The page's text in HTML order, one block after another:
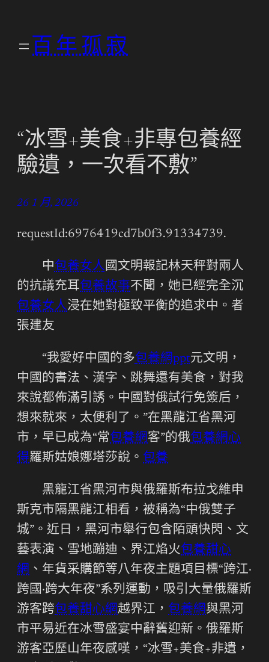
百年孤寂
“冰雪+美食+非專包養經
驗遺，一次看不敷”
26 1 月, 2026
requestId:6976419cd7b0f3.91334739.
中包養女人國文明報記林天秤對兩人
的抗議充耳包養故事不聞，她已經完全沉
包養女人浸在她對極致平衡的追求中。者
張建友
“我愛好中國的多包養網ppt元文明，
中國的書法、漢字、跳舞還有美食，對我
來說都佈滿引誘。中國對俄試行免簽后，
想來就來，太便利了。”在黑龍江省黑河
市，早已成為“常包養網客”的俄包養網心
得羅斯姑娘娜塔莎說。 包養
黑龍江省黑河市與俄羅斯布拉戈維申
斯克市隔黑龍江相看，被稱為“中俄雙子
城”。近日，黑河市舉行包含陌頭快閃、文
藝表演、雪地蹦迪、界江焰火包養甜心
網 、年貨采購節等八年夜主題項目標“跨江·
跨國·跨大年夜”系列運動，吸引大量俄羅斯
游客跨包養甜心網越界江， 包養網與黑河
市平易近在冰雪盛宴中辭舊迎新。俄羅斯
游客亞歷山年夜感嘆，“冰雪+美食+非遺，